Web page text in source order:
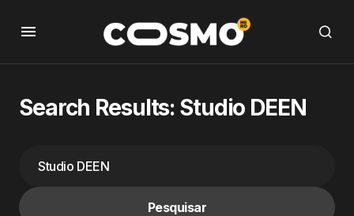
Search Results: Studio DEEN
Pesquisar